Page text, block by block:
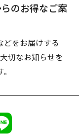
のお得なご案
どをお届けする
切なお知らせを